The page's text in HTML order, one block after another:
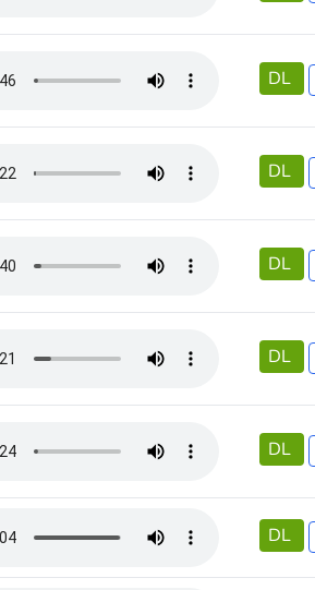
DL
DL
DL
DL
DL
DL